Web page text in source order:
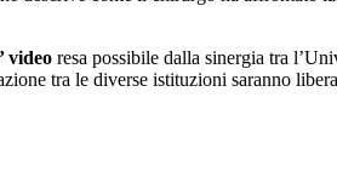
video resa possibile dalla sinergia tra
tra le diverse istituzioni saranno